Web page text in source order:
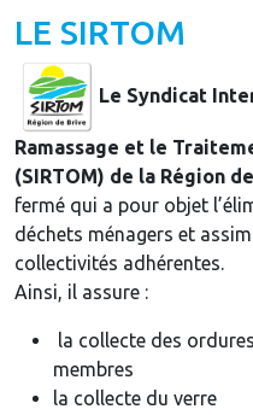
LE SIRTOM
Le Syndicat
Ramassage et le
(SIRTOM) de la Région
fermé qui a pour objet
déchets ménagers et
collectivités adhérentes.
Ainsi, il assure :
la collecte des
membres
la collecte du verre